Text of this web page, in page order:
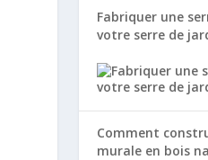
Fabriquer une
votre serre de
Comment
murale en bois